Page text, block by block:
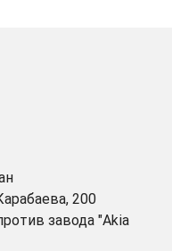
200
завода "Akia